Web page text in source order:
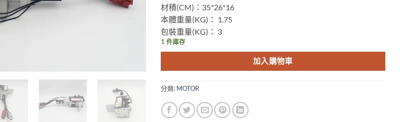
材積(CM)：35*26*16
本體重量(KG)： 1.75
包裝重量(KG)： 3
1 件庫存
加入購物車
分類: MOTOR